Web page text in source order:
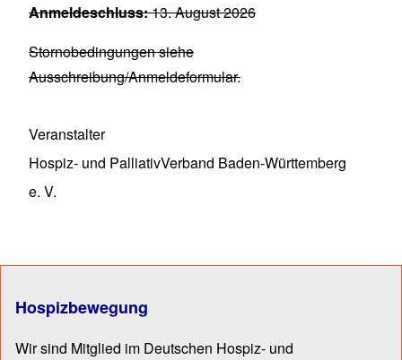
Anmeldeschluss:13. August 2026
Stornobedingungen siehe
Ausschreibung/Anmeldeformular.
Veranstalter
Hospiz- und PalliativVerband Baden-Württemberg
e. V.
Hospizbewegung
Wir sind Mitglied im Deutschen Hospiz- und